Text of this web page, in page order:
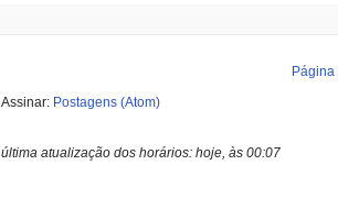
Página
Assinar: Postagens (Atom)
última atualização dos horários: hoje, às 00:07